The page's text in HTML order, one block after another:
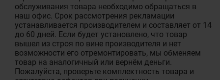
обслуживания товара необходимо обращаться в
наш офис. Срок рассмотрения рекламации
устанавливается производителем и составляет от 14
до 60 дней. Если будет установлено, что товар
вышел из строя по вине производителя и нет
возможности его отремонтировать, мы обменяем
товар на аналогичный или вернём деньги.
Пожалуйста, проверьте комплектность товара и